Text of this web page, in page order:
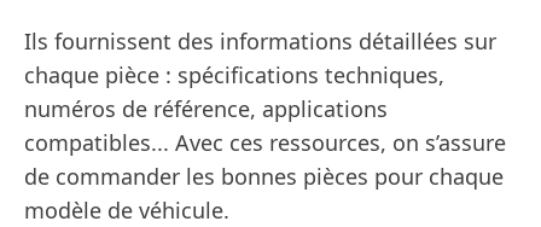
Ils fournissent des informations détaillées sur
chaque pièce : spécifications techniques,
numéros de référence, applications
compatibles... Avec ces ressources, on s’assure
de commander les bonnes pièces pour chaque
modèle de véhicule.